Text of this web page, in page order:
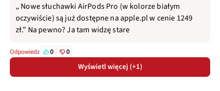
„ Nowe słuchawki AirPods Pro (w kolorze białym
oczywiście) są już dostępne na apple.pl w cenie 1249
zł.” Na pewno? Ja tam widzę stare
Odpowiedz 0 0
Wyświetl więcej (+1)